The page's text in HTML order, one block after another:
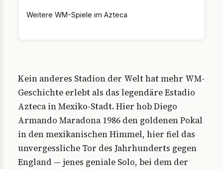
Weitere WM-Spiele im Azteca
Kein anderes Stadion der Welt hat mehr WM-
Geschichte erlebt als das legendäre Estadio
Azteca in Mexiko-Stadt. Hier hob Diego
Armando Maradona 1986 den goldenen Pokal
in den mexikanischen Himmel, hier fiel das
unvergessliche Tor des Jahrhunderts gegen
England — jenes geniale Solo, bei dem der